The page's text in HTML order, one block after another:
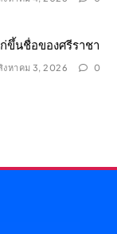
ขึ้นชื่อของศรีราชา
งหาคม 3, 2026 0